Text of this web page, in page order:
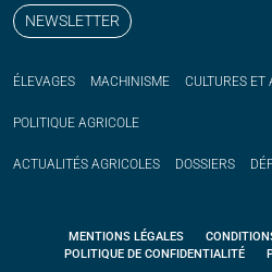
NEWSLETTER
ÉLEVAGES MACHINISME CULTURES ET
POLITIQUE AGRICOLE
ACTUALITÉS AGRICOLES DOSSIERS
MENTIONS LÉGALES
POLITIQUE DE CONFIDENTIALITÉ